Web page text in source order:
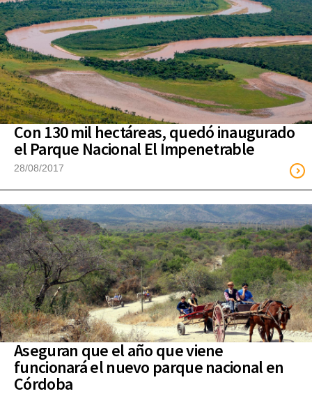
Con 130 mil hectáreas, quedó inaugurado
el Parque Nacional El Impenetrable
28/08/2017
Aseguran que el año que viene
funcionará el nuevo parque nacional en
Córdoba